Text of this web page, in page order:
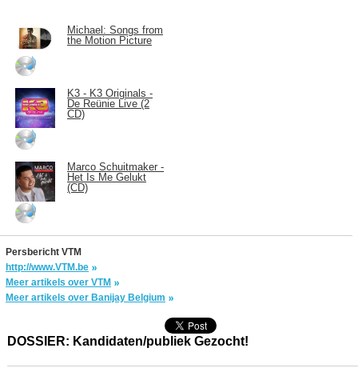
Michael: Songs from
the Motion Picture
K3 - K3 Originals -
De Reünie Live (2
CD)
Marco Schuitmaker -
Het Is Me Gelukt
(CD)
Persbericht VTM
http://www.VTM.be
Meer artikels over VTM
Meer artikels over Banijay Belgium
DOSSIER: Kandidaten/publiek Gezocht!